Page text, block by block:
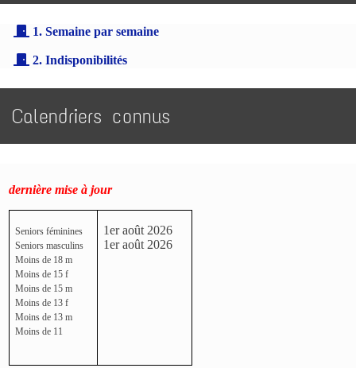
1. Semaine par semaine
2. Indisponibilités
Calendriers connus
dernière mise à jour
Seniors féminines
Seniors masculins
Moins de 18 m
Moins de 15 f
Moins de 15 m
Moins de 13 f
Moins de 13 m
Moins de 11
1er août 2026
1er août 2026